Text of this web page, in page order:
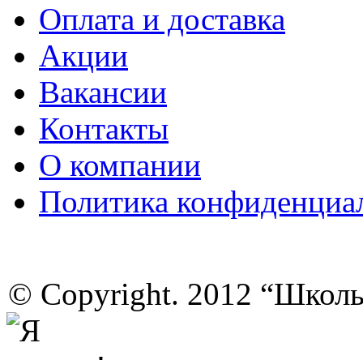
Оплата и доставка
Акции
Вакансии
Контакты
О компании
Политика
© Copyright. 2012